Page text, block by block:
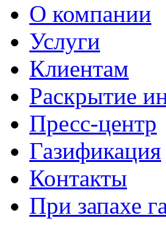
О компании
Услуги
Клиентам
Раскрытие
Пресс-центр
Газификация
Контакты
При запахе